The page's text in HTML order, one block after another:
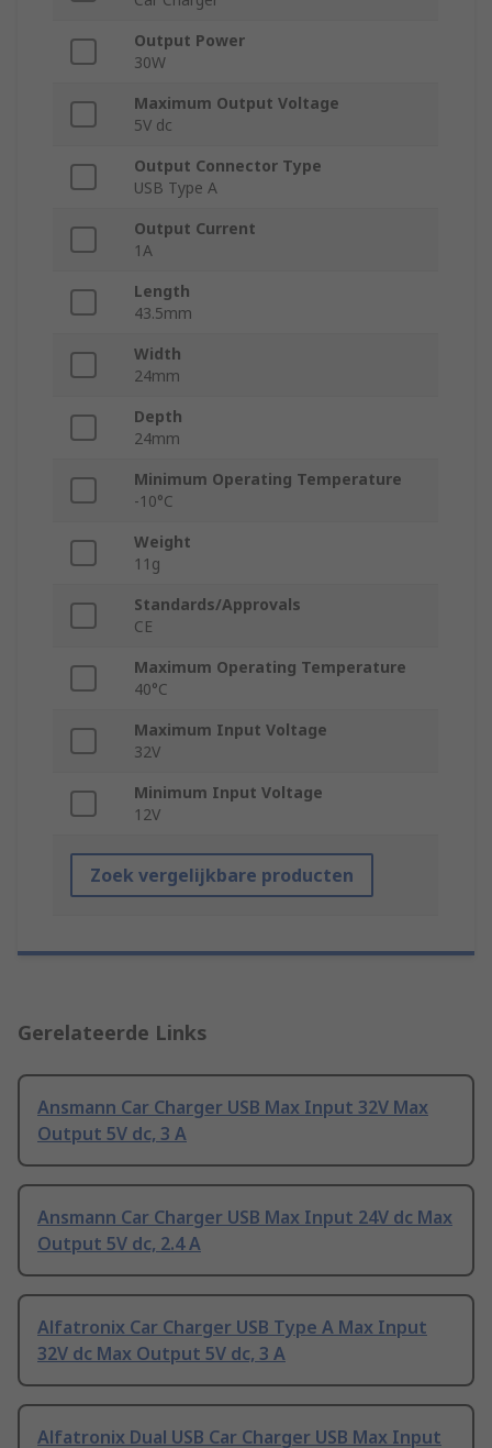
Output Power
30W
Maximum Output Voltage
5V dc
Output Connector Type
USB Type A
Output Current
1A
Length
43.5mm
Width
24mm
Depth
24mm
Minimum Operating Temperature
-10°C
Weight
11g
Standards/Approvals
CE
Maximum Operating Temperature
40°C
Maximum Input Voltage
32V
Minimum Input Voltage
12V
Zoek vergelijkbare producten
Gerelateerde Links
Ansmann Car Charger USB Max Input 32V Max
Output 5V dc, 3 A
Ansmann Car Charger USB Max Input 24V dc Max
Output 5V dc, 2.4 A
Alfatronix Car Charger USB Type A Max Input
32V dc Max Output 5V dc, 3 A
Alfatronix Dual USB Car Charger USB Max Input